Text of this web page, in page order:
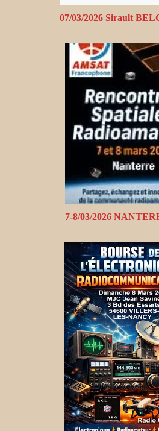
07/03/2026 Sirault
7-8/03/2026